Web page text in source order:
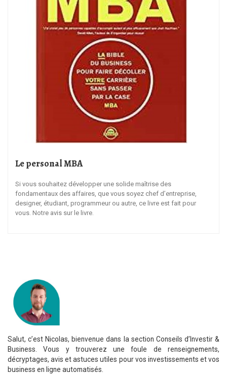
Le personal MBA
Si vous souhaitez développer une solide maîtrise des
fondamentaux des affaires, que vous soyez chef d’entreprise,
designer, étudiant, programmeur ou autre, ce livre est fait pour
vous. Notre avis sur le livre.
Salut, c’est Nicolas, bienvenue dans la section Conseils d’Investir &
Business. Vous y trouverez une foule de renseignements,
décryptages, avis et astuces utiles pour vos investissements et vos
business en ligne automatisés.